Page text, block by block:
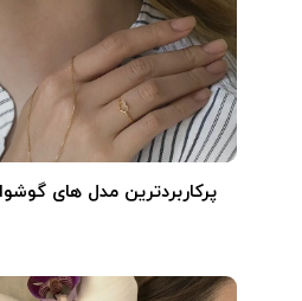
پرکاربردترین مدل های